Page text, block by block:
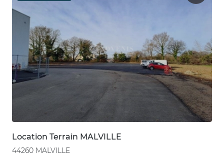
Location Terrain MALVILLE
44260 MALVILLE